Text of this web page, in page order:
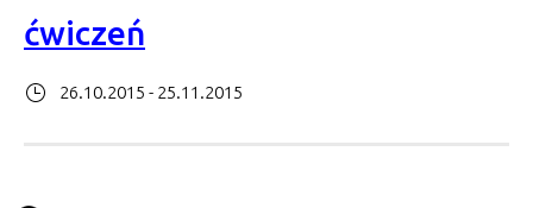
ćwiczeń
26.10.2015 - 25.11.2015